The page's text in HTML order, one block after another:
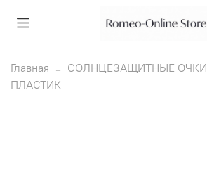
Главная СОЛНЦЕЗАЩИТНЫЕ ОЧКИ
ПЛАСТИК